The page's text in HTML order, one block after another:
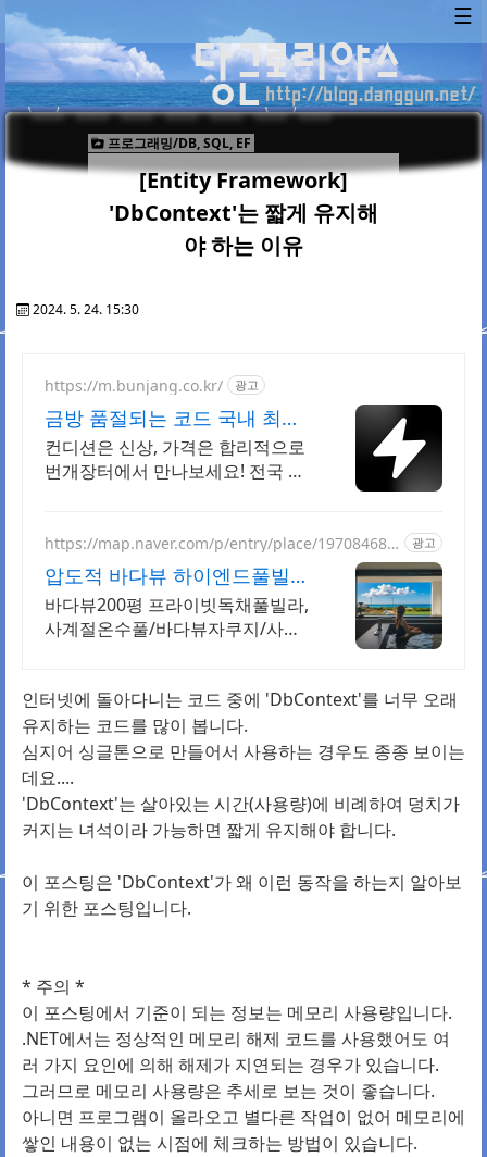
☰
프로그래밍/DB, SQL, EF
[Entity Framework]
'DbContext'는 짧게 유지해
야 하는 이유
2024. 5. 24. 15:30
https://m.bunjang.co.kr/ 광고
금방 품절되는 코드 국내 최대
브랜드 중고거래
컨디션은 신상, 가격은 합리적으로
번개장터에서 만나보세요! 전국 각
로드
https://map.naver.com/p/entry/place/197084688
광고
압도적 바다뷰 하이엔드풀빌라
바다뷰 자쿠지 상시 무료
바다뷰200평 프라이빗독채풀빌라,
사계절온수풀/바다뷰자쿠지/사우
핀란드식 사우나,200평정원
인터넷에 돌아다니는 코드 중에 'DbContext'를 너무 오래
유지하는 코드를 많이 봅니다.
심지어 싱글톤으로 만들어서 사용하는 경우도 종종 보이는
데요....
'DbContext'는 살아있는 시간(사용량)에 비례하여 덩치가
커지는 녀석이라 가능하면 짧게 유지해야 합니다.
이 포스팅은 'DbContext'가 왜 이런 동작을 하는지 알아보
기 위한 포스팅입니다.
* 주의 *
이 포스팅에서 기준이 되는 정보는 메모리 사용량입니다.
.NET에서는 정상적인 메모리 해제 코드를 사용했어도 여
러 가지 요인에 의해 해제가 지연되는 경우가 있습니다.
그러므로 메모리 사용량은 추세로 보는 것이 좋습니다.
아니면 프로그램이 올라오고 별다른 작업이 없어 메모리에
쌓인 내용이 없는 시점에 체크하는 방법이 있습니다.